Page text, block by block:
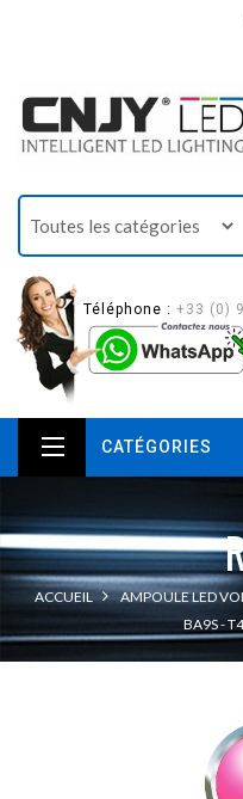
Téléphone : +33 (0)
CATÉGORIES
ACCUEIL
AMPOULE LED
BA9S -